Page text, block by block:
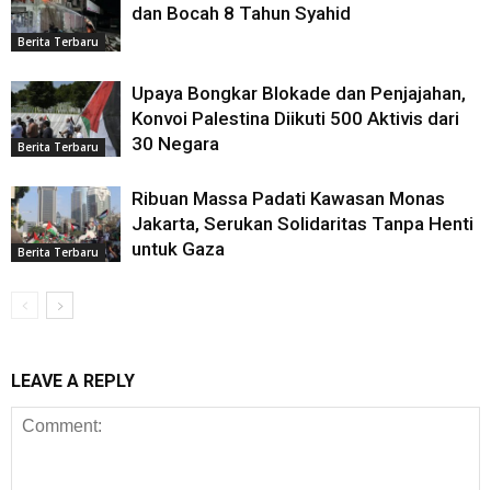
Berita Terbaru
dan Bocah 8 Tahun Syahid
Berita Terbaru
Upaya Bongkar Blokade dan Penjajahan,
Konvoi Palestina Diikuti 500 Aktivis dari
30 Negara
Berita Terbaru
Ribuan Massa Padati Kawasan Monas
Jakarta, Serukan Solidaritas Tanpa Henti
untuk Gaza
LEAVE A REPLY